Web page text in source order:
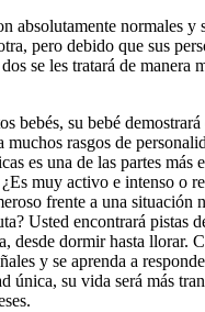
absolutamente normales y
pero debido que sus
se les tratará de manera
bebés, su bebé
muchos rasgos de
es una de las partes más
muy activo e intenso o
frente a una situación
Usted encontrará pistas
desde dormir hasta llorar.
y se aprenda a
única, su vida será más